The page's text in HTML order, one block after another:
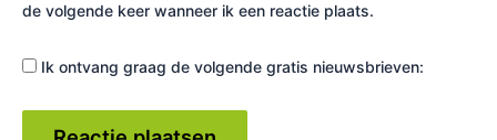
de volgende keer wanneer ik een reactie plaats.
Ik ontvang graag de volgende gratis nieuwsbrieven: